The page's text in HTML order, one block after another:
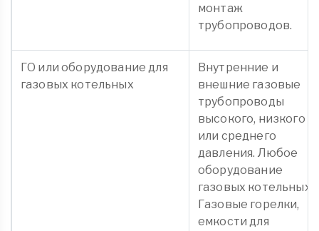
монтаж
трубопроводов.
ГО или оборудование для
газовых котельных
Внутренние и
внешние газовые
трубопроводы
высокого, низкого
или среднего
давления. Любое
оборудование
газовых котельных.
Газовые горелки,
емкости для